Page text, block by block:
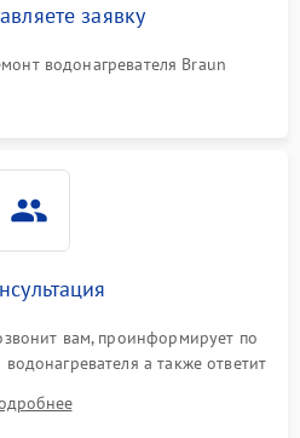
заявку
водонагревателя Braun
вам, проинформирует по
а также ответит